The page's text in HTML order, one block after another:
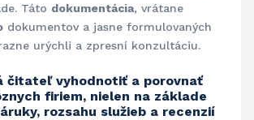
Táto dokumentácia, vrátane
dokumentov a jasne formulovaných
urýchli a zpresní konzultáciu.
čitateľ vyhodnotiť a porovnať
firiem, nielen na základe
rozsahu služieb a recenzií